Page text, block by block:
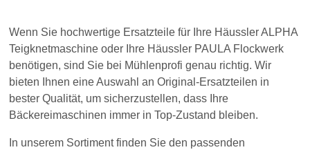
Wenn Sie hochwertige Ersatzteile für Ihre Häussler ALPHA
Teigknetmaschine oder Ihre Häussler PAULA Flockwerk
benötigen, sind Sie bei Mühlenprofi genau richtig. Wir
bieten Ihnen eine Auswahl an Original-Ersatzteilen in
bester Qualität, um sicherzustellen, dass Ihre
Bäckereimaschinen immer in Top-Zustand bleiben.
In unserem Sortiment finden Sie den passenden